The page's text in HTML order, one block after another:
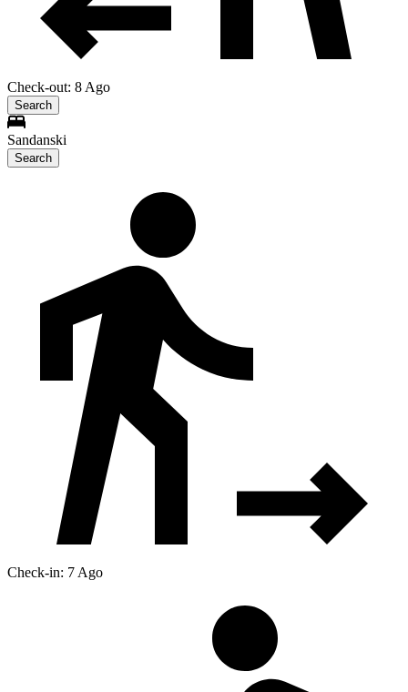
Check-out: 8 Ago
Search
Sandanski
Search
Check-in: 7 Ago